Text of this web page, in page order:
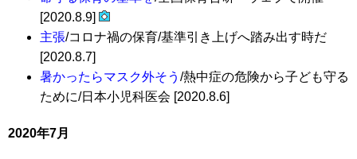
[2020.8.9]
主張/コロナ禍の保育/基準引き上げへ踏み出す時だ
[2020.8.7]
暑かったらマスク外そう /熱中症の危険から子ども守る
ために/日本小児科医会 [2020.8.6]
2020年7月